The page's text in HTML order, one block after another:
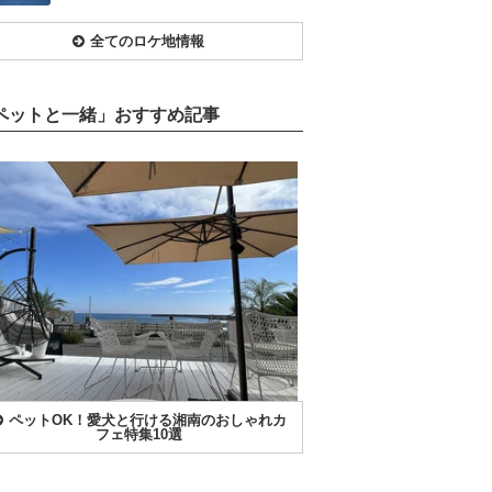
全てのロケ地情報
ットと一緒」おすすめ記事
ペットOK！愛犬と行ける湘南のおしゃれカ
フェ特集10選